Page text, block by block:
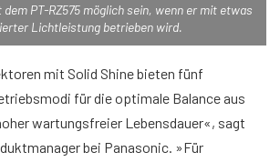
PT-RZ575 möglich sein, wenn er mit etwas
Lichtleistung betrieben wird.
mit Solid Shine bieten fünf
für die optimale Balance aus
wartungsfreier Lebensdauer«, sagt
bei Panasonic. »Für